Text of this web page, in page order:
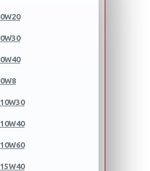
0W20
0W30
0W40
0W8
10W30
10W40
10W60
15W40